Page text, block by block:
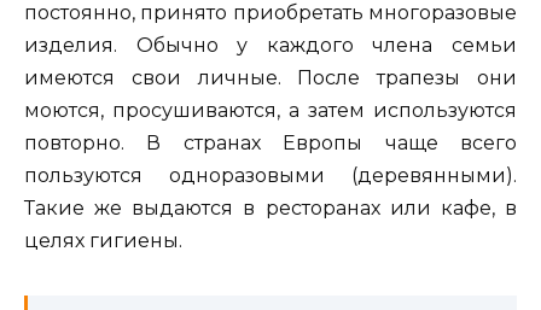
постоянно, принято приобретать многоразовые
изделия. Обычно у каждого члена семьи
имеются свои личные. После трапезы они
моются, просушиваются, а затем используются
повторно. В странах Европы чаще всего
пользуются одноразовыми (деревянными).
Такие же выдаются в ресторанах или кафе, в
целях гигиены.